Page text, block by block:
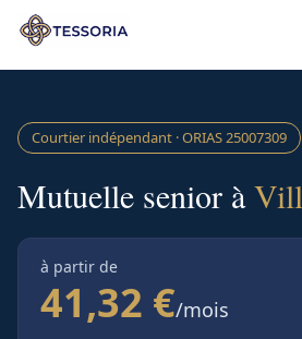
Aller au contenu principal
Courtier indépendant · ORIAS25007309
Mutuelle senior à
à partir de
41,32 €/mois